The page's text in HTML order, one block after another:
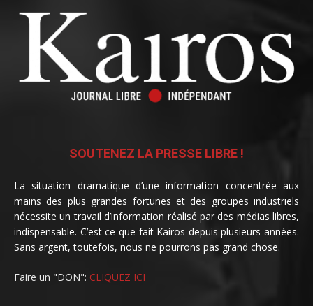
SOUTENEZ LA PRESSE LIBRE !
La situation dramatique d’une information concentrée aux
mains des plus grandes fortunes et des groupes industriels
nécessite un travail d’information réalisé par des médias libres,
indispensable. C’est ce que fait Kairos depuis plusieurs années.
Sans argent, toutefois, nous ne pourrons pas grand chose.
Faire un "DON": CLIQUEZ ICI